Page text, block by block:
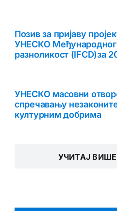
Позив за пријаву
УНЕСКО Међународног
разноликост (IFCD)за
УНЕСКО масовни
спречавању
културним добрима
УЧИТАЈ